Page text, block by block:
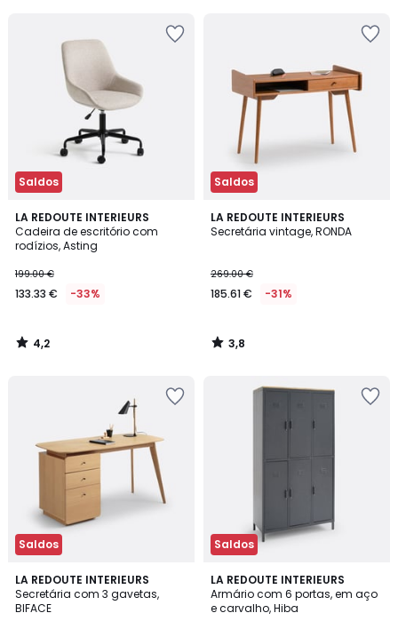
Saldos
LA REDOUTE INTERIEURS
Cadeira de escritório com
rodízios, Asting
199.00 €
133.33 € -33%
4,2
/ 5
4,2
/
Saldos
LA REDOUTE INTERIEURS
Secretária vintage, RONDA
269.00 €
185.61 € -31%
3,8
/ 5
3,8
/
Saldos
LA REDOUTE INTERIEURS
Secretária com 3 gavetas,
BIFACE
4
/
5
Saldos
LA REDOUTE INTERIEURS
Armário com 6 portas, em aço
e carvalho, Hiba
3,9
/ 5